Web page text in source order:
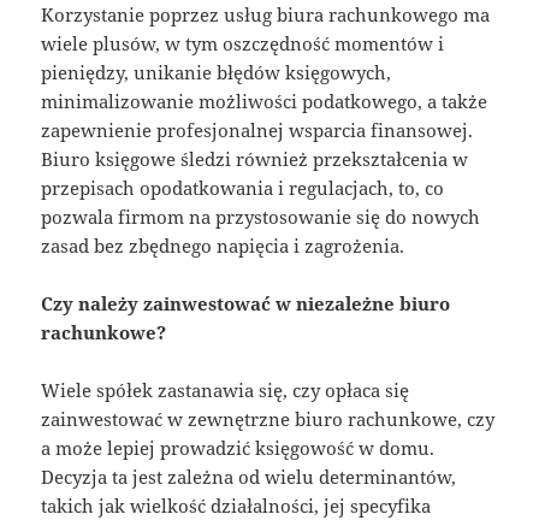
Korzystanie poprzez usług biura rachunkowego ma
wiele plusów, w tym oszczędność momentów i
pieniędzy, unikanie błędów księgowych,
minimalizowanie możliwości podatkowego, a także
zapewnienie profesjonalnej wsparcia finansowej.
Biuro księgowe śledzi również przekształcenia w
przepisach opodatkowania i regulacjach, to, co
pozwala firmom na przystosowanie się do nowych
zasad bez zbędnego napięcia i zagrożenia.
Czy należy zainwestować w niezależne biuro
rachunkowe?
Wiele spółek zastanawia się, czy opłaca się
zainwestować w zewnętrzne biuro rachunkowe, czy
a może lepiej prowadzić księgowość w domu.
Decyzja ta jest zależna od wielu determinantów,
takich jak wielkość działalności, jej specyfika